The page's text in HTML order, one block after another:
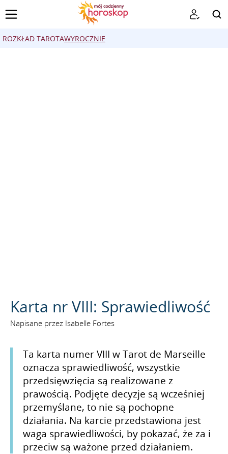
ROZKŁAD TAROTAWYROCZNIE
Karta nr VIII: Sprawiedliwość
Napisane przez Isabelle Fortes
Ta karta numer VIII w Tarot de Marseille
oznacza sprawiedliwość, wszystkie
przedsięwzięcia są realizowane z
prawością. Podjęte decyzje są wcześniej
przemyślane, to nie są pochopne
działania. Na karcie przedstawiona jest
waga sprawiedliwości, by pokazać, że za i
przeciw są ważone przed działaniem.